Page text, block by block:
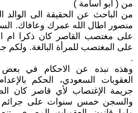
من ( أبو أسامة )
من الباحث عن الحقيقة الى الوالد
منصور اطال الله عمرك وعافاك.
على مغتصب القاصر كان ذكرا ام
على المغتصب للمرأة البالغة. ولكم
.
وهذه نبذه عن الاحكام في
العقوبات السعودي، الحكم
جريمة الإغتصاب لأي قاصر كان
والسجن خمس سنوات على جرائم